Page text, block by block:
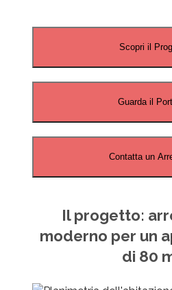
Scopri il
Guarda il
Contatta un
Il progetto:
moderno per un
di 80